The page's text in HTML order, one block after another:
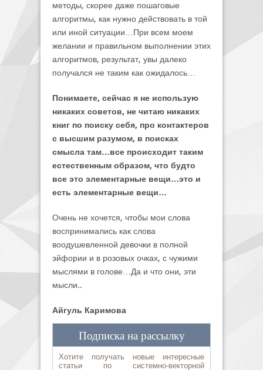
методы, скорее даже пошаговые
алгоритмы, как нужно действовать в той
или иной ситуации…При всем моем
желании и правильном выполнении этих
алгоритмов, результат, увы далеко
получался не таким как ожидалось…
Понимаете, сейчас я не использую
никаких советов, не читаю никаких
книг по поиску себя, про контактеров
с высшим разумом, в поисках
смысла там…все происходит таким
естественным образом, что будто
все это элементарные вещи…это и
есть элементарные вещи…
Очень не хочется, чтобы мои слова
воспринимались как слова
воодушевленной девочки в полной
эйфории и в розовых очках, с чужими
мыслями в голове…Да и что они, эти
мысли..
Айгуль Каримова